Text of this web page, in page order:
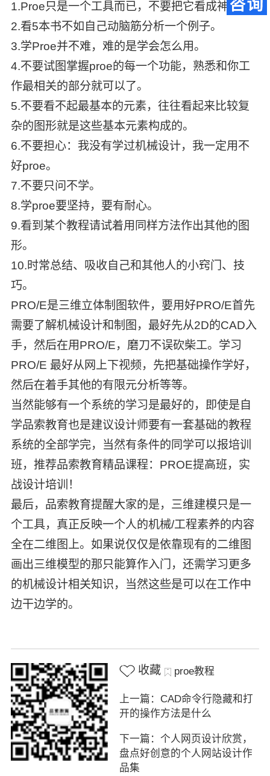
1.Proe只是一个工具而已，不要把它看成神物。
2.看5本书不如自己动脑筋分析一个例子。
3.学Proe并不难，难的是学会怎么用。
4.不要试图掌握proe的每一个功能，熟悉和你工
作最相关的部分就可以了。
5.不要看不起最基本的元素，往往看起来比较复
杂的图形就是这些基本元素构成的。
6.不要担心：我没有学过机械设计，我一定用不
好proe。
7.不要只问不学。
8.学proe要坚持，要有耐心。
9.看到某个教程请试着用同样方法作出其他的图
形。
10.时常总结、吸收自己和其他人的小窍门、技
巧。
PRO/E是三维立体制图软件，要用好PRO/E首先
需要了解机械设计和制图，最好先从2D的CAD入
手，然后在用PRO/E，磨刀不误砍柴工。学习
PRO/E 最好从网上下视频，先把基础操作学好，
然后在着手其他的有限元分析等等。
当然能够有一个系统的学习是最好的，即使是自
学品索教育也是建议设计师要有一套基础的教程
系统的全部学完，当然有条件的同学可以报培训
班，推荐品索教育精品课程： PROE提高班，实
战设计培训！
最后，品索教育提醒大家的是，三维建模只是一
个工具，真正反映一个人的机械/工程素养的内容
全在二维图上。如果说仅仅是依靠现有的二维图
画出三维模型的那只能算作入门，还需学习更多
的机械设计相关知识，当然这些是可以在工作中
边干边学的。
收藏 proe教程
上一篇：CAD命令行隐藏和打
开的操作方法是什么
下一篇：个人网页设计欣赏，
盘点好创意的个人网站设计作
品集